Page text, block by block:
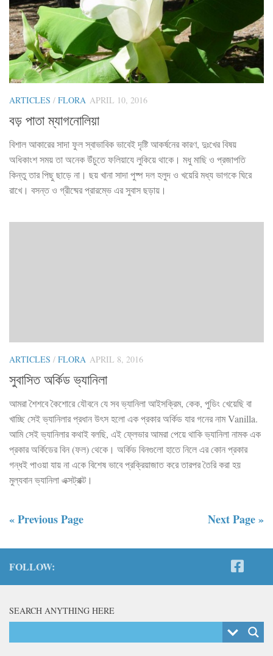
ARTICLES / FLORA APRIL 10, 2016
বড় পাতা ম্যাগনোলিয়া
বিশাল আকারের সাদা ফুল স্বাভাবিক ভাবেই দৃষ্টি আকর্ষনের কারণ, দুঃখের বিষয়
অধিকাংশ সময় তা অনেক উঁচুতে ফলিয়াযে লুকিয়ে থাকে। মধু মাছি ও প্রজাপতি
কিন্তু তার পিছু ছাড়ে না। ছয় খানা সাদা পুষ্প দল হলুদ ও খয়েরি মধ্য ভাগকে ঘিরে
রাখে। বসন্ত ও গ্রীষ্মের প্রারম্ভে এর সুবাস ছড়ায়।
ARTICLES / FLORA APRIL 8, 2016
সুবাসিত অর্কিড ভ্যানিলা
আমরা শৈশবে কৈশোরে যৌবনে যে সব ভ্যানিলা আইসক্রিম, কেক, পুডিং খেয়েছি বা
খাচ্ছি সেই ভ্যানিলার প্রধান উৎস হলো এক প্রকার অর্কিড যার গনের নাম Vanilla.
আমি সেই ভ্যানিলার কথাই বলছি, এই ফ্লেভার আমরা পেয়ে থাকি ভ্যানিলা নামক এক
প্রকার অর্কিডের বিন (ফল) থেকে। অর্কিড বিনগুলো হাতে নিলে এর কোন প্রকার
গন্ধই পাওয়া যায় না একে বিশেষ ভাবে প্রক্রিয়াজাত করে তারপর তৈরি করা হয়
মুল্যবান ভ্যানিলা এক্সট্রাক্ট।
« Previous Page Next Page »
FOLLOW:
SEARCH ANYTHING HERE